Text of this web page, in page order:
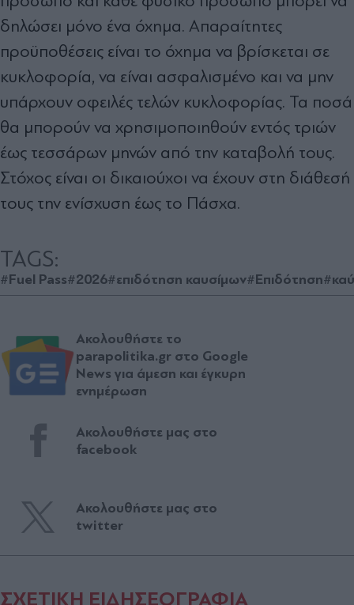
δηλώσει μόνο ένα όχημα. Απαραίτητες
προϋποθέσεις είναι το όχημα να βρίσκεται σε
κυκλοφορία, να είναι ασφαλισμένο και να μην
υπάρχουν οφειλές τελών κυκλοφορίας. Τα ποσά
θα μπορούν να χρησιμοποιηθούν εντός τριών
έως τεσσάρων μηνών από την καταβολή τους.
Στόχος είναι οι δικαιούχοι να έχουν στη διάθεσή
τους την ενίσχυση έως το Πάσχα.
TAGS:
#Fuel Pass#2026#επιδότηση καυσίμων#Επιδότηση
Ακολουθήστε το
parapolitika.gr στο Google
News για άμεση και έγκυρη
ενημέρωση
Ακολουθήστε μας στο
facebook
Ακολουθήστε μας στο
twitter
ΣΧΕΤΙΚΗ ΕΙΔΗΣΕΟΓΡΑΦΙΑ